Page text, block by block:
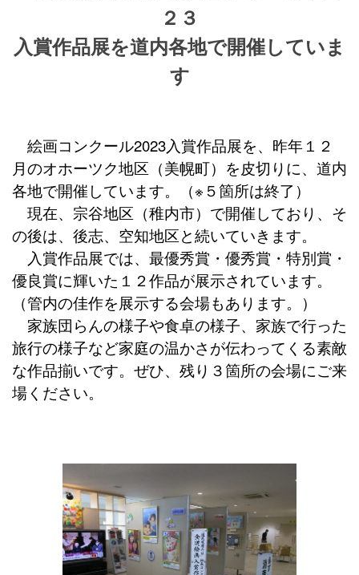
２３
入賞作品展を道内各地で開催していま
す
絵画コンクール2023入賞作品展を、昨年１２
月のオホーツク地区（美幌町）を皮切りに、道内
各地で開催しています。（※５箇所は終了）
現在、宗谷地区（稚内市）で開催しており、そ
の後は、後志、空知地区と続いていきます。
入賞作品展では、最優秀賞・優秀賞・特別賞・
優良賞に輝いた１２作品が展示されています。
（管内の佳作を展示する会場もあります。）
家族団らんの様子や食卓の様子、家族で行った
旅行の様子など家庭の温かさが伝わってくる素敵
な作品揃いです。ぜひ、残り３箇所の会場にご来
場ください。